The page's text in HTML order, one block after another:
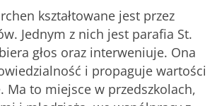
kształtowane jest przez
Jednym z nich jest parafia St.
głos oraz interweniuje. Ona
i propaguje wartości
Ma to miejsce w przedszkolach,